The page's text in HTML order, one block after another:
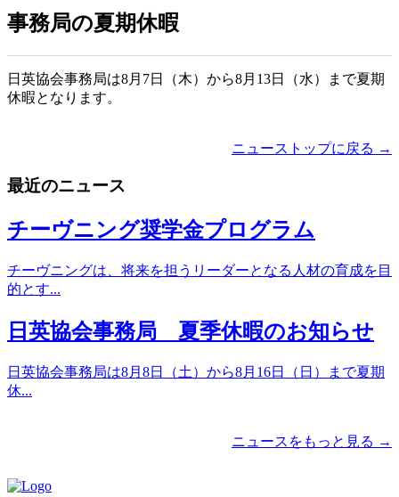
事務局の夏期休暇
日英協会事務局は8月7日（木）から8月13日（水）まで夏期
休暇となります。
ニューストップに戻る →
最近のニュース
チーヴニング奨学金プログラム
チーヴニングは、将来を担うリーダーとなる人材の育成を目
的とす...
日英協会事務局 夏季休暇のお知らせ
日英協会事務局は8月8日（土）から8月16日（日）まで夏期
休...
ニュースをもっと見る →